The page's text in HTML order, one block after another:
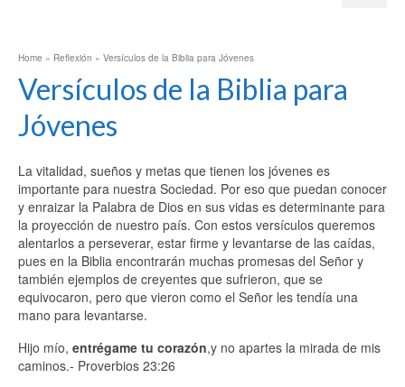
Home » Reflexión » Versículos de la Biblia para Jóvenes
Versículos de la Biblia para
Jóvenes
La vitalidad, sueños y metas que tienen los jóvenes es
importante para nuestra Sociedad. Por eso que puedan conocer
y enraizar la Palabra de Dios en sus vidas es determinante para
la proyección de nuestro país. Con estos versículos queremos
alentarlos a perseverar, estar firme y levantarse de las caídas,
pues en la Biblia encontrarán muchas promesas del Señor y
también ejemplos de creyentes que sufrieron, que se
equivocaron, pero que vieron como el Señor les tendía una
mano para levantarse.
Hijo mío, entrégame tu corazón,y no apartes la mirada de mis
caminos.- Proverbios 23:26